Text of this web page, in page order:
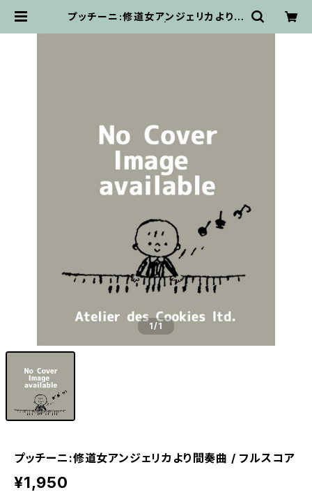
プッチーニ:修道女アンジェリカより間
1/1
プッチーニ:修道女アンジェリカより間奏曲 / フルスコア
¥1,950